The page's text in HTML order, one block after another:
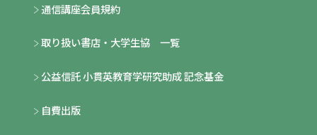
通信講座会員規約
取り扱い書店・大学生協 一覧
公益信託 小貫英教育学研究助成 記念基金
自費出版